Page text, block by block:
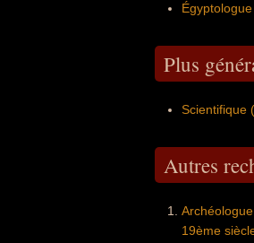
Plus
Scientifique
Autres
19ème